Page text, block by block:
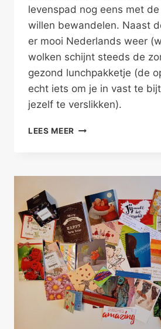
levenspad nog eens met
willen bewandelen. Naast
er mooi Nederlands weer
wolken schijnt steeds de
gezond lunchpakketje (de
echt iets om je in vast te
jezelf te verslikken).
LEES MEER VERANDER